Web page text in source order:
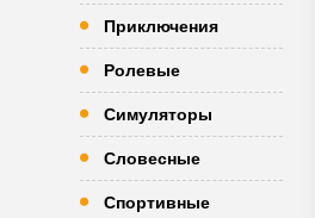
Приключения
Ролевые
Симуляторы
Словесные
Спортивные